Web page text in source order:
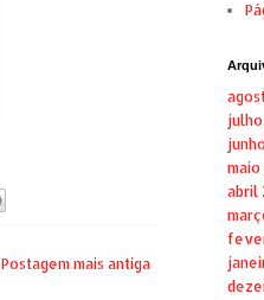
Postagem mais antiga
maio
abril